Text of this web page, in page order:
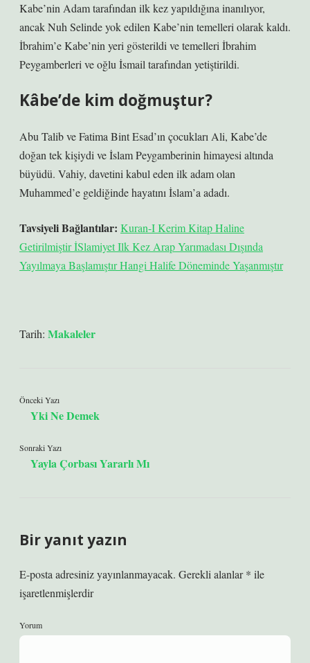
Kabe’nin Adam tarafından ilk kez yapıldığına inanılıyor,
ancak Nuh Selinde yok edilen Kabe’nin temelleri olarak kaldı.
İbrahim’e Kabe’nin yeri gösterildi ve temelleri İbrahim
Peygamberleri ve oğlu İsmail tarafından yetiştirildi.
Kâbe’de kim doğmuştur?
Abu Talib ve Fatima Bint Esad’ın çocukları Ali, Kabe’de
doğan tek kişiydi ve İslam Peygamberinin himayesi altında
büyüdü. Vahiy, davetini kabul eden ilk adam olan
Muhammed’e geldiğinde hayatını İslam’a adadı.
Tavsiyeli Bağlantılar: Kuran-I Kerim Kitap Haline
Getirilmiştir İSlamiyet Ilk Kez Arap Yarımadası Dışında
Yayılmaya Başlamıştır Hangi Halife Döneminde Yaşanmıştır
Tarih: Makaleler
Önceki Yazı
Yki Ne Demek
Sonraki Yazı
Yayla Çorbası Yararlı Mı
Bir yanıt yazın
E-posta adresiniz yayınlanmayacak. Gerekli alanlar* ile
işaretlenmişlerdir
Yorum